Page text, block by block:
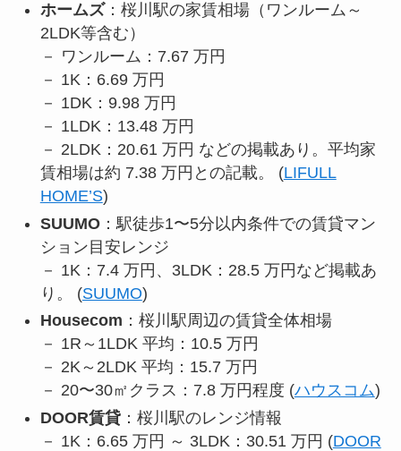
ホームズ：桜川駅の家賃相場（ワンルーム～
2LDK等含む）
－ ワンルーム：7.67 万円
－ 1K：6.69 万円
－ 1DK：9.98 万円
－ 1LDK：13.48 万円
－ 2LDK：20.61 万円 などの掲載あり。平均家
賃相場は約 7.38 万円との記載。 (LIFULL
HOME’S)
SUUMO：駅徒歩1〜5分以内条件での賃貸マン
ション目安レンジ
－ 1K：7.4 万円、3LDK：28.5 万円など掲載あ
り。 (SUUMO)
Housecom ：桜川駅周辺の賃貸全体相場
－ 1R～1LDK 平均：10.5 万円
－ 2K～2LDK 平均：15.7 万円
－ 20〜30㎡クラス：7.8 万円程度 (ハウスコム)
DOOR賃貸：桜川駅のレンジ情報
－ 1K：6.65 万円 ～ 3LDK：30.51 万円 (DOOR